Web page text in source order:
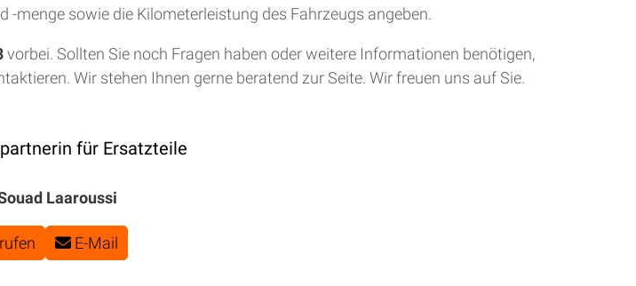
-menge sowie die Kilometerleistung des Fahrzeugs angeben.
vorbei. Sollten Sie noch Fragen haben oder weitere Informationen benötigen,
Wir stehen Ihnen gerne beratend zur Seite. Wir freuen uns auf Sie.
für Ersatzteile
Laaroussi
E-Mail